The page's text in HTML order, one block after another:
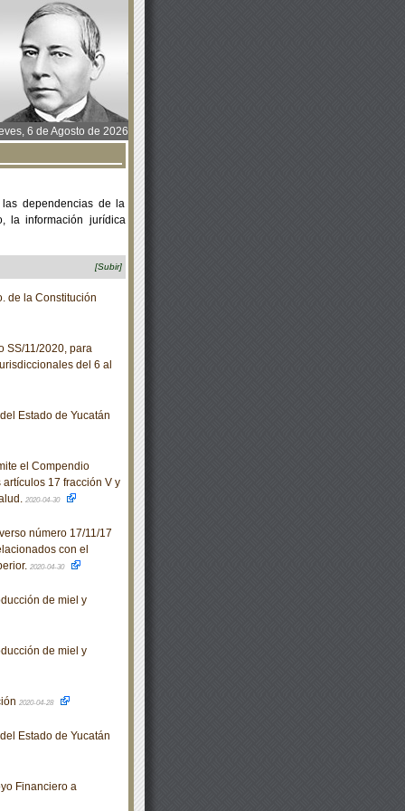
6 de Agosto de 2026
dependencias de la
la información jurídica
[Subir]
de la Constitución
SS/11/2020, para
del 6 al
Estado de Yucatán
el Compendio
17 fracción V y
2020-04-30
número 17/11/17
con el
2020-04-30
de miel y
de miel y
2020-04-28
Estado de Yucatán
Financiero a